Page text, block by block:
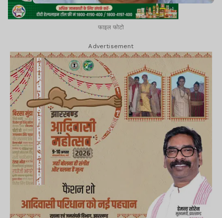
फाइल फोटो
Advertisement